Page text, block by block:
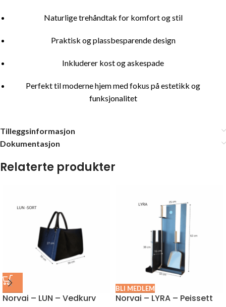
Naturlige trehåndtak for komfort og stil
Praktisk og plassbesparende design
Inkluderer kost og askespade
Perfekt til moderne hjem med fokus på estetikk og
funksjonalitet
Tilleggsinformasjon
Dokumentasjon
Relaterte produkter
Norvai – LUN – Vedkurv
BLI MEDLEM
Norvai – LYRA – Peissett